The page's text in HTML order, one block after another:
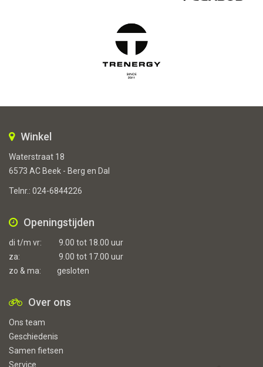
Winkel
Waterstraat 18
6573 AC Beek - Berg en Dal
Telnr.: 024-6844226
Openingstijden
di t/m vr:
9.00 tot 18.00 uur
za:
9.00 tot 17.00 uur
zo & ma:
gesloten
Over ons
Ons team
Geschiedenis
Samen fietsen
Service